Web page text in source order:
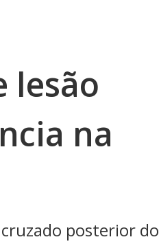
lesão
na
posterior do